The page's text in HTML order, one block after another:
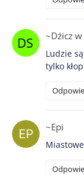
~Dźicz
Ludzie
tylko
~Epi